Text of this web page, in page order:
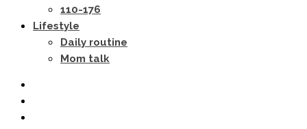
110-176
Lifestyle
Daily routine
Mom talk